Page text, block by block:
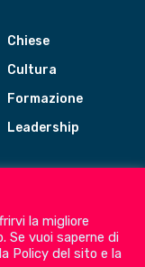
Chiese
Cultura
Formazione
Leadership
la migliore
Se vuoi saperne di
Policy del sito e la